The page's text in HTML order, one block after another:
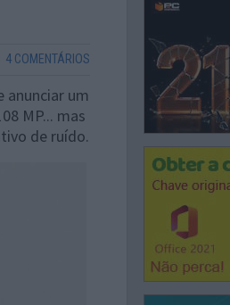
4 COMENTÁRIOS
anunciar um
MP... mas
de ruído.